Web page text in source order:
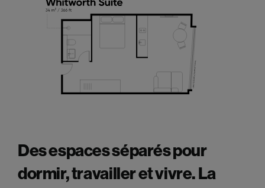
Des espaces séparés pour
dormir, travailler et vivre. La